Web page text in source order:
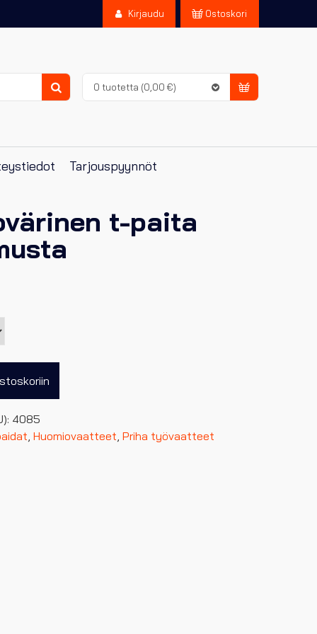
Kirjaudu Ostoskori
0 tuotetta (0,00 €)
Tarjouspyynnöt
t-paita
4085
Huomiovaatteet Priha työvaatteet